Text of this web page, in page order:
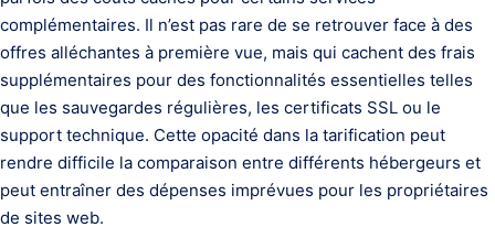
complémentaires. Il n’est pas rare de se retrouver face à des
offres alléchantes à première vue, mais qui cachent des frais
supplémentaires pour des fonctionnalités essentielles telles
que les sauvegardes régulières, les certificats SSL ou le
support technique. Cette opacité dans la tarification peut
rendre difficile la comparaison entre différents hébergeurs et
peut entraîner des dépenses imprévues pour les propriétaires
de sites web.